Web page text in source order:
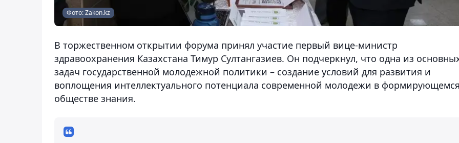
Фото: Zakon.kz
В торжественном открытии форума принял участие первый вице-министр
здравоохранения Казахстана Тимур Султангазиев. Он подчеркнул, что одна из
задач государственной молодежной политики – создание условий для развития и
воплощения интеллектуального потенциала современной молодежи в
обществе знания.